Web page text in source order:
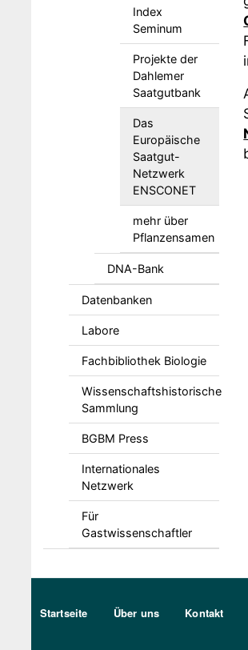
Index
Seminum
Projekte der
Dahlemer
Saatgutbank
Das
Europäische
Saatgut-
Netzwerk
ENSCONET
mehr über
Pflanzensamen
DNA-Bank
Datenbanken
Labore
Fachbibliothek Biologie
Wissenschaftshistorische
Sammlung
BGBM Press
Internationales
Netzwerk
Für
Gastwissenschaftler
Sekundärmenu DE
Startseite Über uns Kontakt